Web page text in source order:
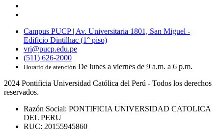
Campus PUCP | Av. Universitaria 1801, San Miguel -
Edificio Dintilhac (1° piso)
vri@pucp.edu.pe
(511) 626-2000
Horario de atención De lunes a viernes de 9 a.m. a 6 p.m.
2024 Pontificia Universidad Católica del Perú - Todos los derechos
reservados.
Razón Social: PONTIFICIA UNIVERSIDAD CATOLICA
DEL PERU
RUC: 20155945860